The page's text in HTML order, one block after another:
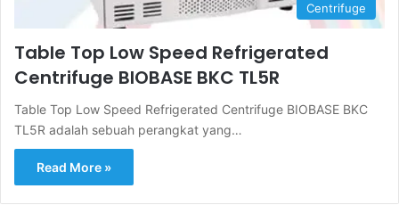
Centrifuge
Table Top Low Speed Refrigerated
Centrifuge BIOBASE BKC TL5R
Table Top Low Speed Refrigerated Centrifuge BIOBASE BKC
TL5R adalah sebuah perangkat yang…
Read More »